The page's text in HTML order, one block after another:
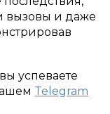
вызовы и даже
успеваете
Telegram